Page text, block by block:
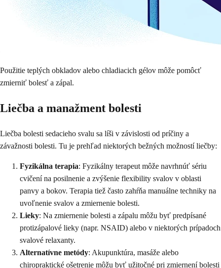
Použitie teplých obkladov alebo chladiacich gélov môže pomôcť
zmierniť bolesť a zápal.
Liečba a manažment bolesti
Liečba bolesti sedacieho svalu sa líši v závislosti od príčiny a
závažnosti bolesti. Tu je prehľad niektorých bežných možností liečby:
Fyzikálna terapia: Fyzikálny terapeut môže navrhnúť sériu
cvičení na posilnenie a zvýšenie flexibility svalov v oblasti
panvy a bokov. Terapia tiež často zahŕňa manuálne techniky na
uvoľnenie svalov a zmiernenie bolesti.
Lieky: Na zmiernenie bolesti a zápalu môžu byť predpísané
protizápalové lieky (napr. NSAID) alebo v niektorých prípadoch
svalové relaxanty.
Alternatívne metódy: Akupunktúra, masáže alebo
chiropraktické ošetrenie môžu byť užitočné pri zmiernení bolesti